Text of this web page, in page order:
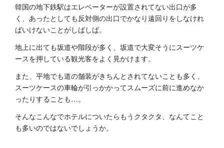
韓国の地下鉄駅はエレベーターが設置されてない出口が多
く、あったとしても反対側の出口でかなり遠回りをしなけれ
ばいけないことがしばしば。
地上に出ても坂道や階段が多く、坂道で大変そうにスーツケ
ースを押している観光客をよく見かけます。
また、平地でも道の舗装がきちんとされてないことも多く、
スーツケースの車輪が引っかかってスムーズに前に進めなか
ったりすることも…。
そんなこんなでホテルについたらもうクタクタ、なんてこと
も多いのではないでしょうか。